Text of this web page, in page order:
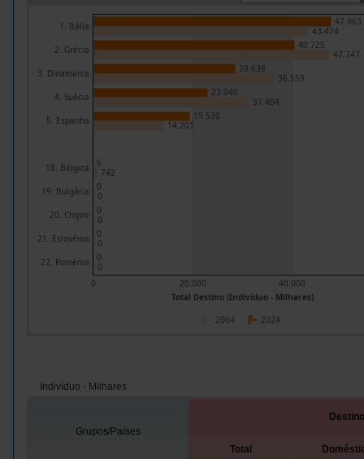
Total Destino (Indivíduo - Milhares)
0 20.000 40.000
1. Itália
2. Grécia
3. Dinamarca
4. Suécia
5. Espanha
18. Bélgica
19. Bulgária
20. Chipre
21. Eslovénia
22. Roménia
47.963
40.725
28.638
23.040
19.530
6
0
0
0
0
43.474
47.747
36.559
31.404
14.201
742
0
0
0
0
2024
2004
Indivíduo - Milhares
Grupos/Países
Destino
Total